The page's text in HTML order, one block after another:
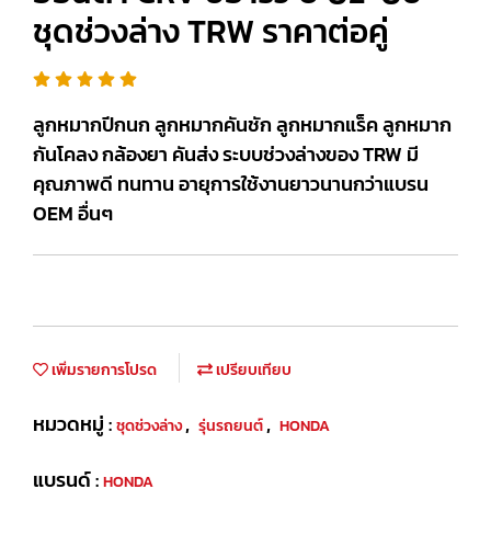
ชุดช่วงล่าง TRW ราคาต่อคู่
ลูกหมากปีกนก ลูกหมากคันชัก ลูกหมากแร็ค ลูกหมาก
กันโคลง กล้องยา คันส่ง ระบบช่วงล่างของ TRW มี
คุณภาพดี ทนทาน อายุการใช้งานยาวนานกว่าแบรน
OEM อื่นๆ
เพิ่มรายการโปรด เปรียบเทียบ
หมวดหมู่ :ชุดช่วงล่าง, รุ่นรถยนต์, HONDA
แบรนด์ :HONDA